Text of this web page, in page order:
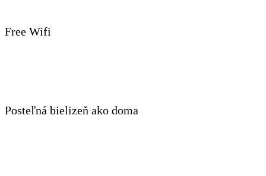
Free Wifi
Posteľná bielizeň ako doma